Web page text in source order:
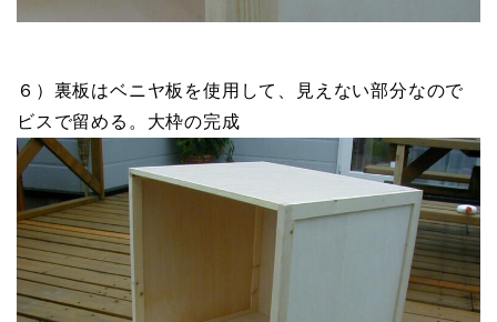
６）裏板はベニヤ板を使用して、見えない部分なので
ビスで留める。大枠の完成